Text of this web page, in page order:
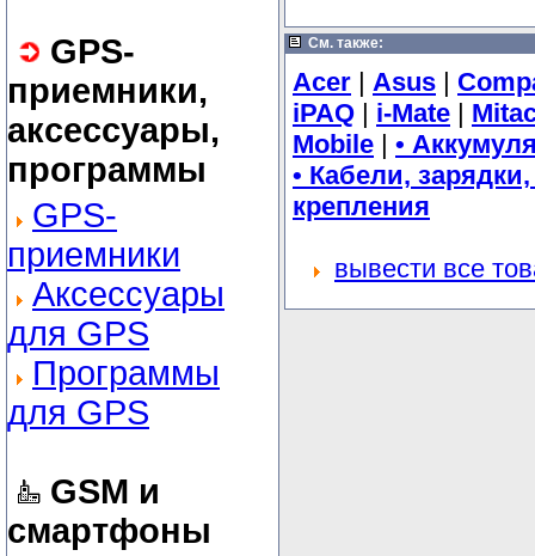
GPS-
приемники,
аксессуары,
программы
GPS-
приемники
Аксессуары
для GPS
Программы
для GPS
GSM и
смартфоны
См. также:
Acer | Asus |
iPAQ | i-Mate |
Mobile | •
• Кабели,
крепления
вывести все